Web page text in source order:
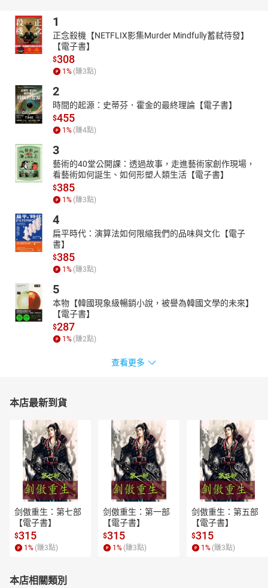
1
正念殺機【NETFLIX影集Murder Mindfully蓄弒待發】
【電子書】
$308
1% (賺3點)
2
時間的起源：史蒂芬．霍金的最終理論【電子書】
$455
1% (賺4點)
3
藝術的40堂公開課：透過故事，走進藝術家創作現場，
看藝術如何誕生、如何形塑人類生活【電子書】
$385
1% (賺3點)
4
扁平時代：演算法如何限縮我們的品味與文化【電子
書】
$385
1% (賺3點)
5
本物【韓國現象級暢銷小說，被譽為韓國文學的未來】
【電子書】
$287
1% (賺2點)
查看更多
本店最新到貨
剑傲重生：第七部
【電子書】
$315
1 % (賺3點)
剑傲重生：第一部
【電子書】
$315
1 % (賺3點)
剑傲重生：第五部
【電子書】
$315
1 % (賺3點)
本店相關類別